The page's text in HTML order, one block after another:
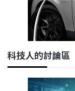
科技人的討論區